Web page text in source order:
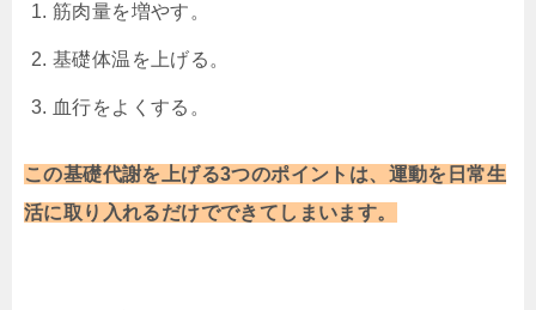
筋肉量を増やす。
基礎体温を上げる。
血行をよくする。
この基礎代謝を上げる3つのポイントは、運動を日常生
活に取り入れるだけでできてしまいます。